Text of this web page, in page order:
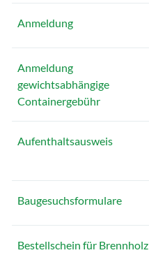
Anmeldung
Anmeldung
gewichtsabhängige
Containergebühr
Aufenthaltsausweis
Baugesuchsformulare
Bestellschein für Brennholz